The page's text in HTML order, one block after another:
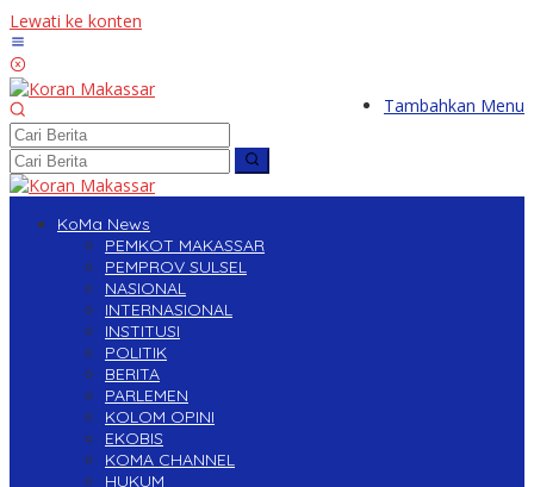
Lewati ke konten
Tambahkan Menu
KoMa News
PEMKOT MAKASSAR
PEMPROV SULSEL
NASIONAL
INTERNASIONAL
INSTITUSI
POLITIK
BERITA
PARLEMEN
KOLOM OPINI
EKOBIS
KOMA CHANNEL
HUKUM